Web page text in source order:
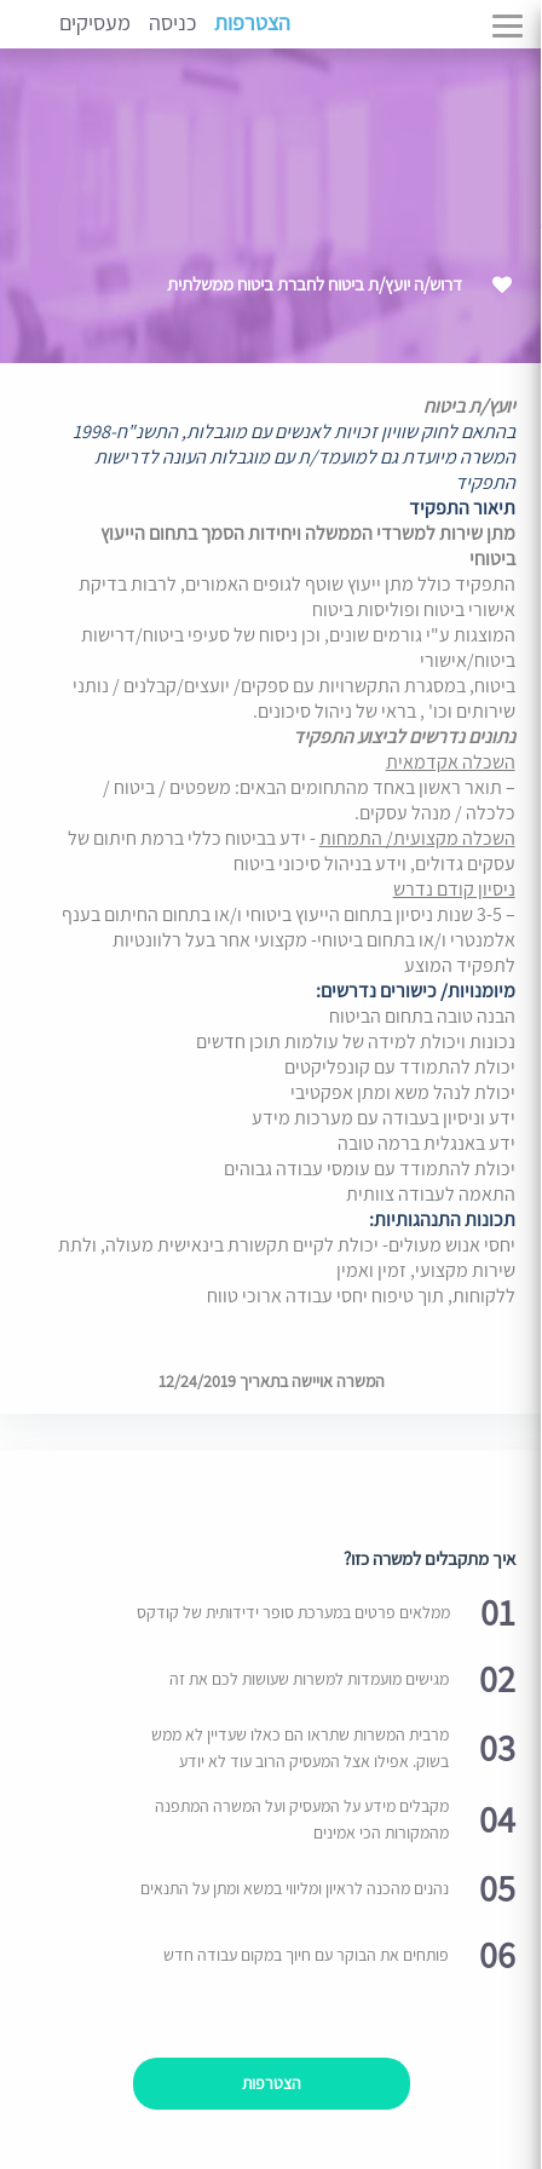
הצטרפות כניסה מעסיקים
דרוש/ה יועץ/ת ביטוח לחברת ביטוח ממשלתית
יועץ/ת ביטוח
בהתאם לחוק שוויון זכויות לאנשים עם מוגבלות, התשנ"ח-1998
המשרה מיועדת גם למועמד/ת עם מוגבלות העונה לדרישות
התפקיד
תיאור התפקיד
מתן שירות למשרדי הממשלה ויחידות הסמך בתחום הייעוץ
ביטוחי
התפקיד כולל מתן ייעוץ שוטף לגופים האמורים, לרבות בדיקת
אישורי ביטוח ופוליסות ביטוח
המוצגות ע"י גורמים שונים, וכן ניסוח של סעיפי ביטוח/דרישות
ביטוח/אישורי
ביטוח, במסגרת התקשרויות עם ספקים/ יועצים/קבלנים / נותני
שירותים וכו' , בראי של ניהול סיכונים.
נתונים נדרשים לביצוע התפקיד
השכלה אקדמאית
– תואר ראשון באחד מהתחומים הבאים: משפטים / ביטוח /
כלכלה / מנהל עסקים.
השכלה מקצועית/ התמחות- ידע בביטוח כללי ברמת חיתום של
עסקים גדולים, וידע בניהול סיכוני ביטוח
ניסיון קודם נדרש
– 3-5 שנות ניסיון בתחום הייעוץ ביטוחי ו/או בתחום החיתום בענף
אלמנטרי ו/או בתחום ביטוחי- מקצועי אחר בעל רלוונטיות
לתפקיד המוצע
מיומנויות/ כישורים נדרשים:
הבנה טובה בתחום הביטוח
נכונות ויכולת למידה של עולמות תוכן חדשים
יכולת להתמודד עם קונפליקטים
יכולת לנהל משא ומתן אפקטיבי
ידע וניסיון בעבודה עם מערכות מידע
ידע באנגלית ברמה טובה
יכולת להתמודד עם עומסי עבודה גבוהים
התאמה לעבודה צוותית
תכונות התנהגותיות:
יחסי אנוש מעולים- יכולת לקיים תקשורת בינאישית מעולה, ולתת
שירות מקצועי, זמין ואמין
ללקוחות, תוך טיפוח יחסי עבודה ארוכי טווח
המשרה אויישה בתאריך 12/24/2019
איך מתקבלים למשרה כזו?
01 ממלאים פרטים במערכת סופר ידידותית של קודקס
02 מגישים מועמדות למשרות שעושות לכם את זה
03
מרבית המשרות שתראו הם כאלו שעדיין לא ממש
בשוק. אפילו אצל המעסיק הרוב עוד לא יודע
04
מקבלים מידע על המעסיק ועל המשרה המתפנה
מהמקורות הכי אמינים
05 נהנים מהכנה לראיון ומליווי במשא ומתן על התנאים
06 פותחים את הבוקר עם חיוך במקום עבודה חדש
הצטרפות